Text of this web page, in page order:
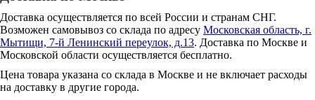
Доставка осуществляется по всей России и странам СНГ.
Возможен самовывоз со склада по адресу Московская область, г.
Мытищи, 7-й Ленинский переулок, д.13. Доставка по Москве и
Московской области осуществляется бесплатно.
Цена товара указана со склада в Москве и не включает расходы
на доставку в другие города.